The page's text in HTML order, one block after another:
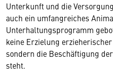
Unterkunft und die
auch ein umfangreiches
Unterhaltungsprogramm
keine Erzielung
sondern die Beschäftigung
steht.